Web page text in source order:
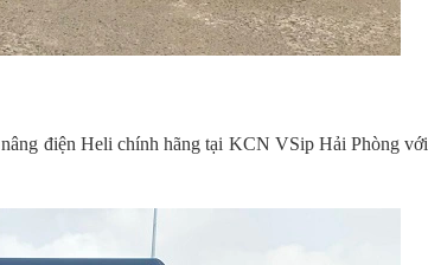
điện Heli chính hãng tại KCN VSip Hải Phòng với